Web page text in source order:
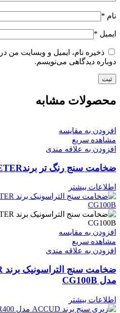
نام *
ایمیل *
ذخیره نام، ایمیل و وبسایت من
دوباره دیدگاهی می‌نویسم.
محصولات مشابه
افزودن به مقایسه
مشاهده سریع
افزودن به علاقه مندی
ضخامت سنج رنگ تر برندELCOMETER مدل115
اطلاعات بیشتر
افزودن به مقایسه
مشاهده سریع
افزودن به علاقه مندی
مدل CG100B
اطلاعات بیشتر